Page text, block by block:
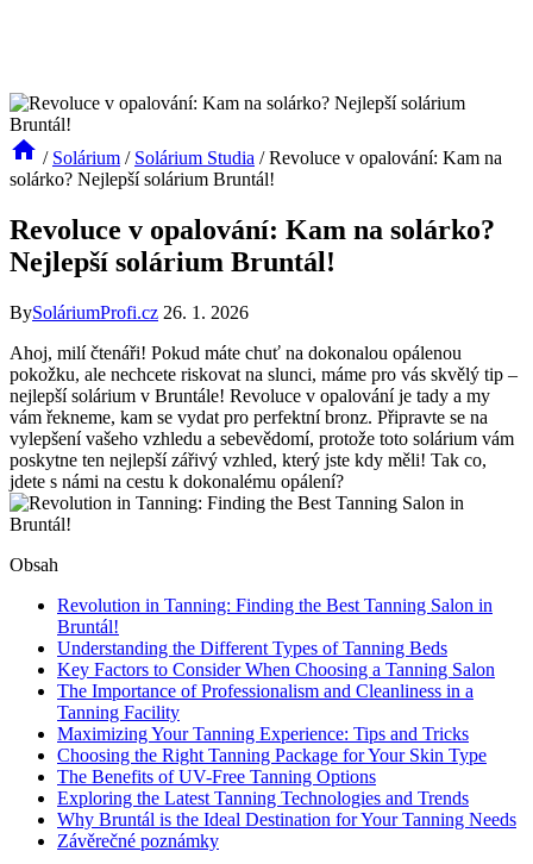
/ Solárium / Solárium Studia / Revoluce v opalování: Kam na
solárko? Nejlepší solárium Bruntál!
Revoluce v opalování: Kam na solárko?
Nejlepší solárium Bruntál!
BySoláriumProfi.cz 26. 1. 2026
Ahoj, milí čtenáři! Pokud máte chuť na dokonalou opálenou
pokožku, ale nechcete riskovat na slunci, máme pro vás skvělý tip –
nejlepší solárium v Bruntále! Revoluce v opalování je tady a my
vám řekneme, kam se vydat pro perfektní bronz. Připravte se na
vylepšení vašeho vzhledu a sebevědomí, protože toto solárium vám
poskytne ten nejlepší zářivý vzhled, který jste kdy měli! Tak co,
jdete s námi na cestu k dokonalému opálení?
Obsah
Revolution in Tanning: Finding the Best Tanning Salon in
Bruntál!
Understanding the Different Types of Tanning Beds
Key Factors to Consider When Choosing a Tanning Salon
The Importance of Professionalism and Cleanliness in a
Tanning Facility
Maximizing Your Tanning Experience: Tips and Tricks
Choosing the Right Tanning Package for Your Skin Type
The Benefits of UV-Free Tanning Options
Exploring the Latest Tanning Technologies and Trends
Why Bruntál is the Ideal Destination for Your Tanning Needs
Závěrečné poznámky